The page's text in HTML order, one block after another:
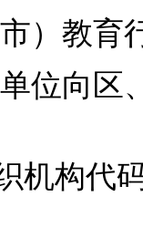
市）教
单位向
机构代